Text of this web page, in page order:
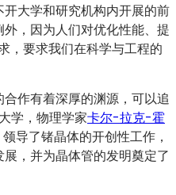
大学和研究机构内开展的前
，因为人们对优化性能、提
，要求我们在科学与工程的
作有着深厚的渊源，可以追
学，物理学家卡尔-拉克-霍
领导了锗晶体的开创性工作，
，并为晶体管的发明奠定了